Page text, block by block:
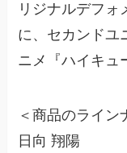
リジナルデフォ
に、セカンドユ
ニメ『ハイキュ
＜商品のライン
日向 翔陽